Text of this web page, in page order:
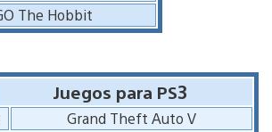
The Hobbit
Juegos para PS3
Grand Theft Auto V